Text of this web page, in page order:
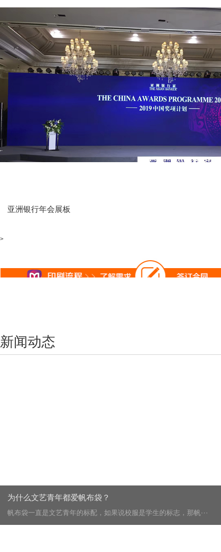
亚洲银行年会展板
>
新闻动态
为什么文艺青年都爱帆布袋？
帆布袋一直是文艺青年的标配，如果说校服是学生的标志，那帆···